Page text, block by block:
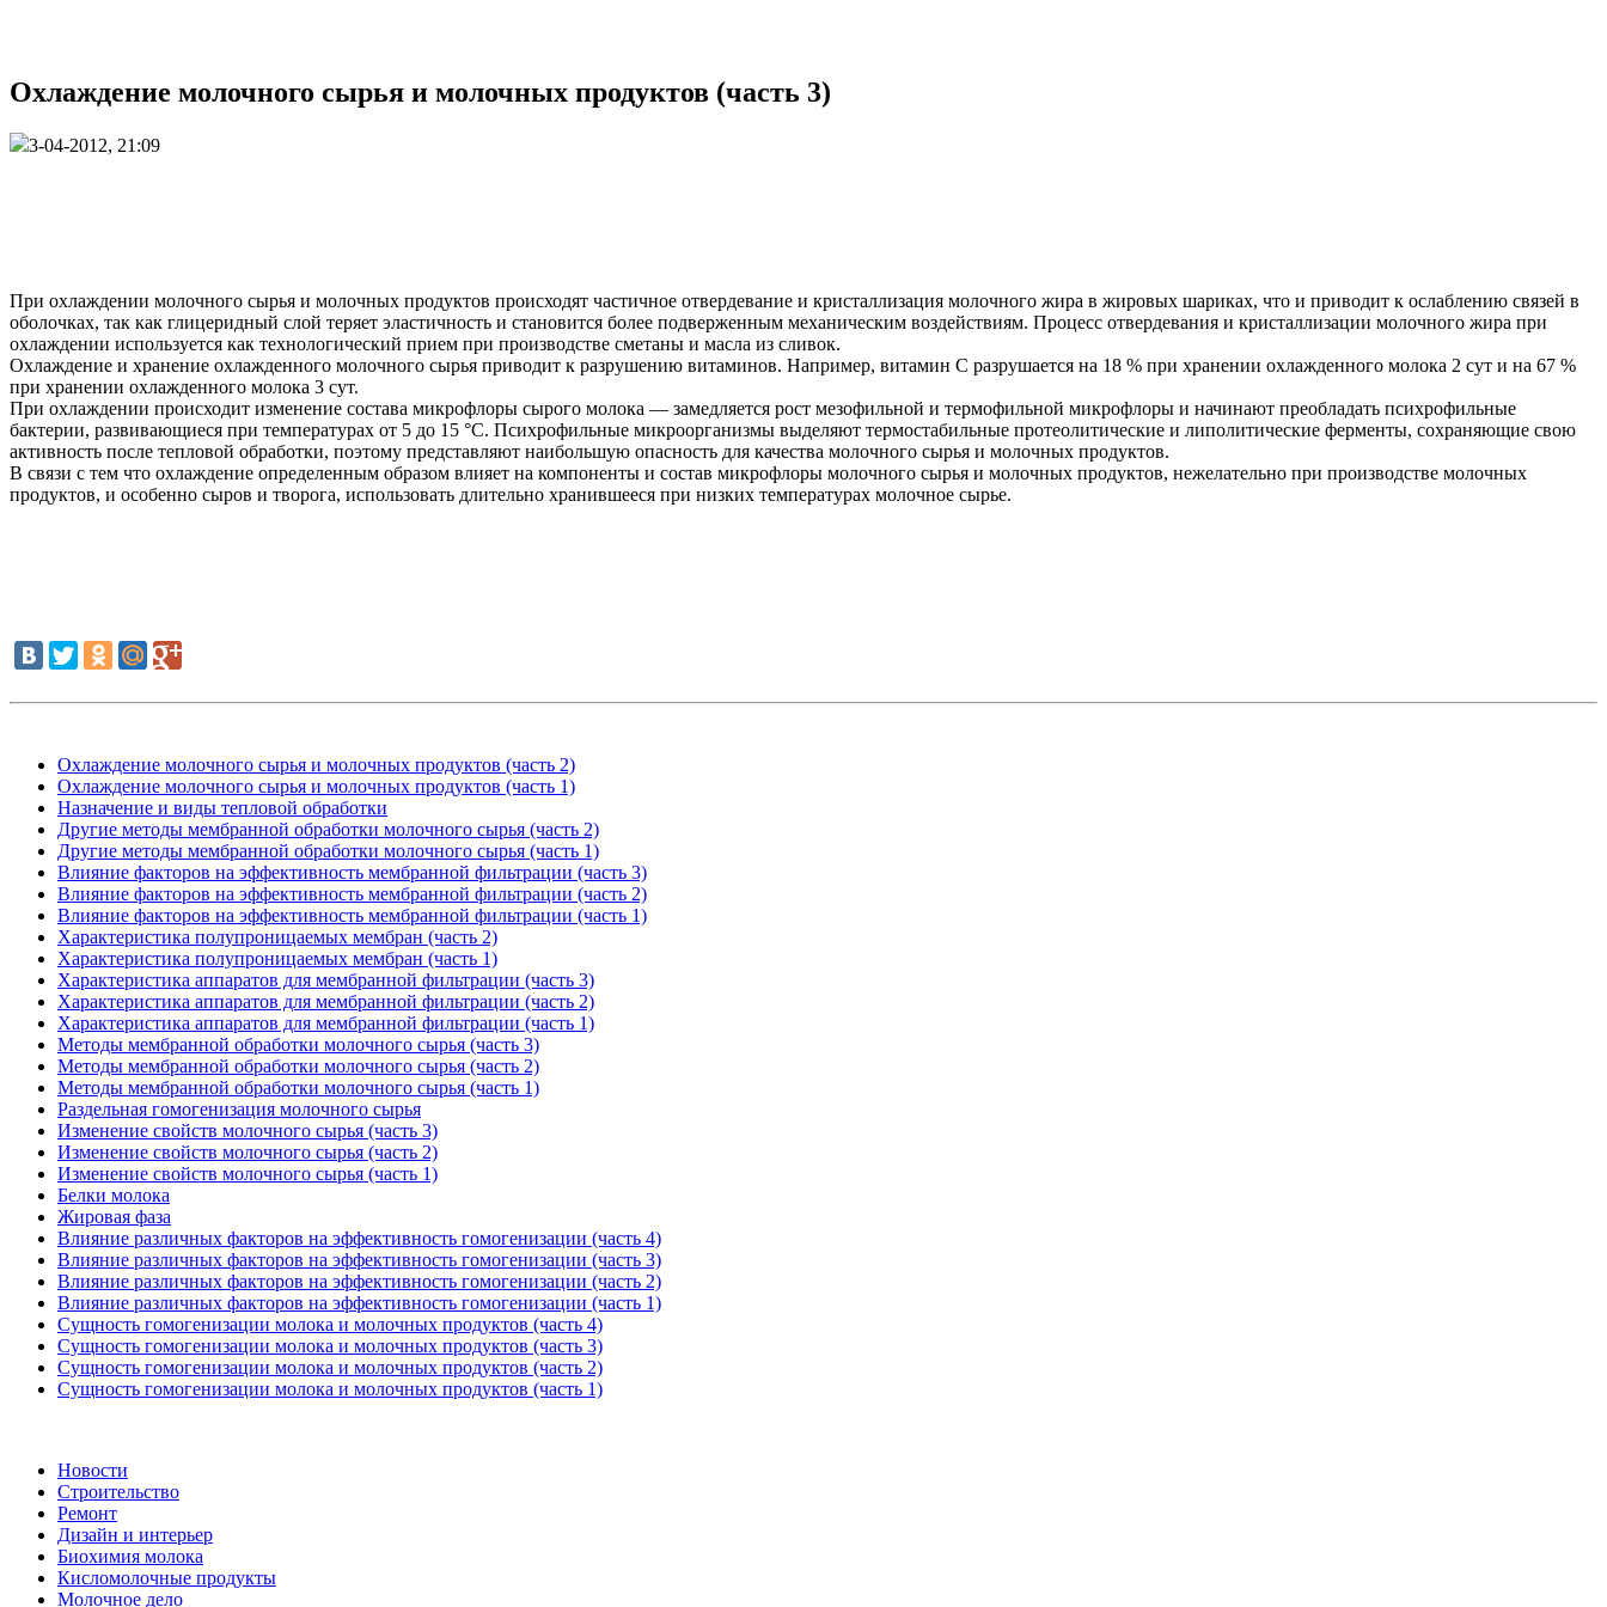
Охлаждение молочного сырья и молочных продуктов (часть 3)
3-04-2012, 21:09
При охлаждении молочного сырья и молочных продуктов происходят частичное отвердевание и кристаллизация молочного жира в жировых шариках, что и приводит к ослаблению связей в
оболочках, так как глицеридный слой теряет эластичность и становится более подверженным механическим воздействиям. Процесс отвердевания и кристаллизации молочного жира при
охлаждении используется как технологический прием при производстве сметаны и масла из сливок.
Охлаждение и хранение охлажденного молочного сырья приводит к разрушению витаминов. Например, витамин С разрушается на 18 % при хранении охлажденного молока 2 сут и на 67 %
при хранении охлажденного молока 3 сут.
При охлаждении происходит изменение состава микрофлоры сырого молока — замедляется рост мезофильной и термофильной микрофлоры и начинают преобладать психрофильные
бактерии, развивающиеся при температурах от 5 до 15 °С. Психрофильные микроорганизмы выделяют термостабильные протеолитические и липолитические ферменты, сохраняющие свою
активность после тепловой обработки, поэтому представляют наибольшую опасность для качества молочного сырья и молочных продуктов.
В связи с тем что охлаждение определенным образом влияет на компоненты и состав микрофлоры молочного сырья и молочных продуктов, нежелательно при производстве молочных
продуктов, и особенно сыров и творога, использовать длительно хранившееся при низких температурах молочное сырье.
Охлаждение молочного сырья и молочных продуктов (часть 2)
Охлаждение молочного сырья и молочных продуктов (часть 1)
Назначение и виды тепловой обработки
Другие методы мембранной обработки молочного сырья (часть 2)
Другие методы мембранной обработки молочного сырья (часть 1)
Влияние факторов на эффективность мембранной фильтрации (часть 3)
Влияние факторов на эффективность мембранной фильтрации (часть 2)
Влияние факторов на эффективность мембранной фильтрации (часть 1)
Характеристика полупроницаемых мембран (часть 2)
Характеристика полупроницаемых мембран (часть 1)
Характеристика аппаратов для мембранной фильтрации (часть 3)
Характеристика аппаратов для мембранной фильтрации (часть 2)
Характеристика аппаратов для мембранной фильтрации (часть 1)
Методы мембранной обработки молочного сырья (часть 3)
Методы мембранной обработки молочного сырья (часть 2)
Методы мембранной обработки молочного сырья (часть 1)
Раздельная гомогенизация молочного сырья
Изменение свойств молочного сырья (часть 3)
Изменение свойств молочного сырья (часть 2)
Изменение свойств молочного сырья (часть 1)
Белки молока
Жировая фаза
Влияние различных факторов на эффективность гомогенизации (часть 4)
Влияние различных факторов на эффективность гомогенизации (часть 3)
Влияние различных факторов на эффективность гомогенизации (часть 2)
Влияние различных факторов на эффективность гомогенизации (часть 1)
Сущность гомогенизации молока и молочных продуктов (часть 4)
Сущность гомогенизации молока и молочных продуктов (часть 3)
Сущность гомогенизации молока и молочных продуктов (часть 2)
Сущность гомогенизации молока и молочных продуктов (часть 1)
Новости
Строительство
Ремонт
Дизайн и интерьер
Биохимия молока
Кисломолочные продукты
Молочное дело